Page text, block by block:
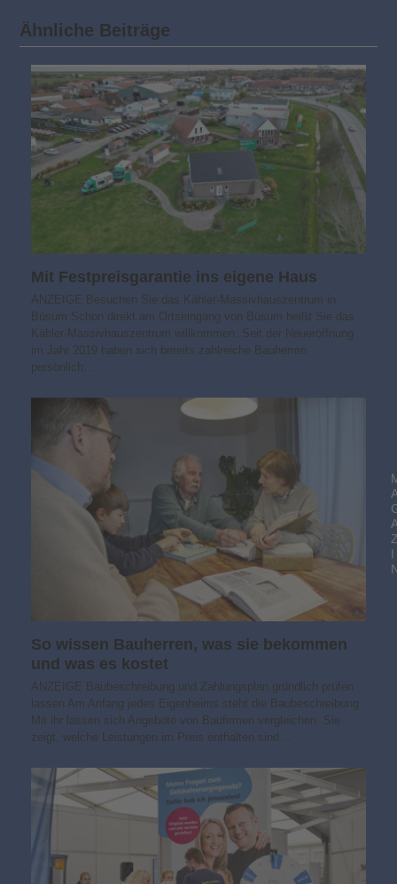
Ähnliche Beiträge
Mit Festpreisgarantie ins eigene Haus
ANZEIGE Besuchen Sie das Kähler-Massivhauszentrum in
Büsum Schon direkt am Ortseingang von Büsum heißt Sie das
Kähler-Massivhauszentrum willkommen. Seit der Neueröffnung
im Jahr 2019 haben sich bereits zahlreiche Bauherren
persönlich…
So wissen Bauherren, was sie bekommen
und was es kostet
ANZEIGE Baubeschreibung und Zahlungsplan gründlich prüfen
lassen Am Anfang jedes Eigenheims steht die Baubeschreibung.
Mit ihr lassen sich Angebote von Baufirmen vergleichen. Sie
zeigt, welche Leistungen im Preis enthalten sind…
I